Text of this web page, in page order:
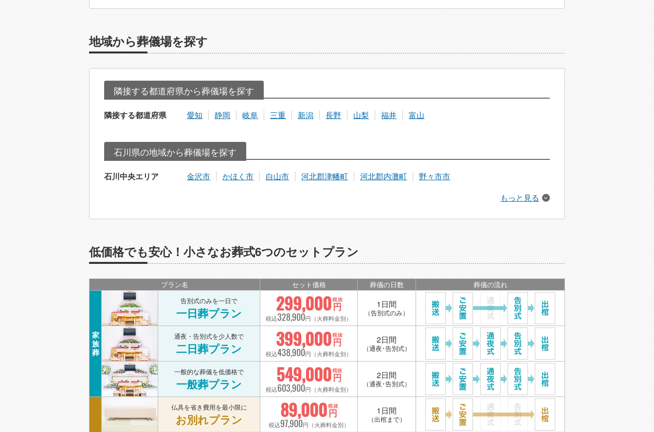
地域から葬儀場を探す
隣接する都道府県から葬儀場を探す
隣接する都道府県 愛知 静岡 岐阜 三重 新潟 長野 山梨 福井 富山
石川県の地域から葬儀場を探す
石川中央エリア 金沢市 かほく市 白山市 河北郡津幡町 河北郡内灘町
野々市市
もっと見る
低価格でも安心！小さなお葬式6つのセットプラン
プラン名 セット価格 葬儀の日数 葬儀の流れ
家
族
葬
告別式のみを一日で
一日葬プラン 299,000円
税抜
税込328,900円（火葬料金別）
1日間
（告別式のみ）
通夜・告別式を少人数で
二日葬プラン 399,000円
税抜
税込438,900円（火葬料金別）
2日間
（通夜･告別式）
一般的な葬儀を低価格で
一般葬プラン 549,000円
税抜
税込603,900円（火葬料金別）
2日間
（通夜･告別式）
仏具を省き費用を最小限に
お別れプラン 89,000円
税抜
税込97,900円（火葬料金別）
1日間
（出棺まで）